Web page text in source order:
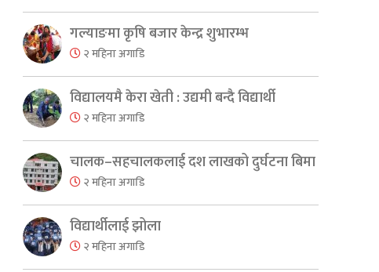
गल्याङमा कृषि बजार केन्द्र शुभारम्भ
२ महिना अगाडि
विद्यालयमै केरा खेती : उद्यमी बन्दै विद्यार्थी
२ महिना अगाडि
चालक–सहचालकलाई दश लाखको दुर्घटना बिमा
२ महिना अगाडि
विद्यार्थीलाई झोला
२ महिना अगाडि